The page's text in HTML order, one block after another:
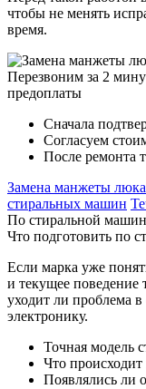
чтобы не менять
время.
Перезвоним за 2
предоплаты
Сначала
Согласуем
После ремонта
Замена манжеты
стиральных машин
По стиральной
Что подготовить по
Если марка уже
и текущее поведение
уходит ли проблема
электронику.
Точная модель
Что
Появлялись ли